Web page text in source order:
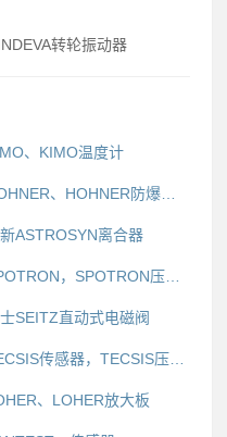
转轮振动器
、KIMO温度计
ASTROSYN离合器
SEITZ直动式电磁阀
、LOHER放大板